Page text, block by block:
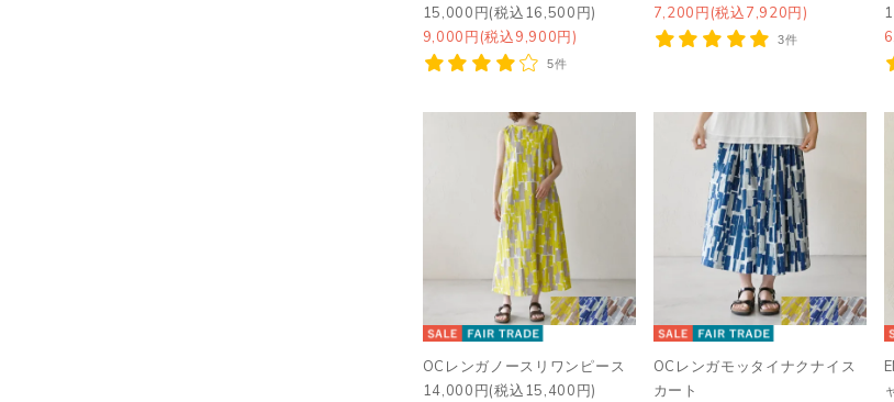
15,000円(税込16,500円)
9,000円(税込9,900円)
5件
7,200円(税込7,920円)
3件
OCレンガノースリワンピース
14,000円(税込15,400円)
OCレンガモッタイナクナイス
カート